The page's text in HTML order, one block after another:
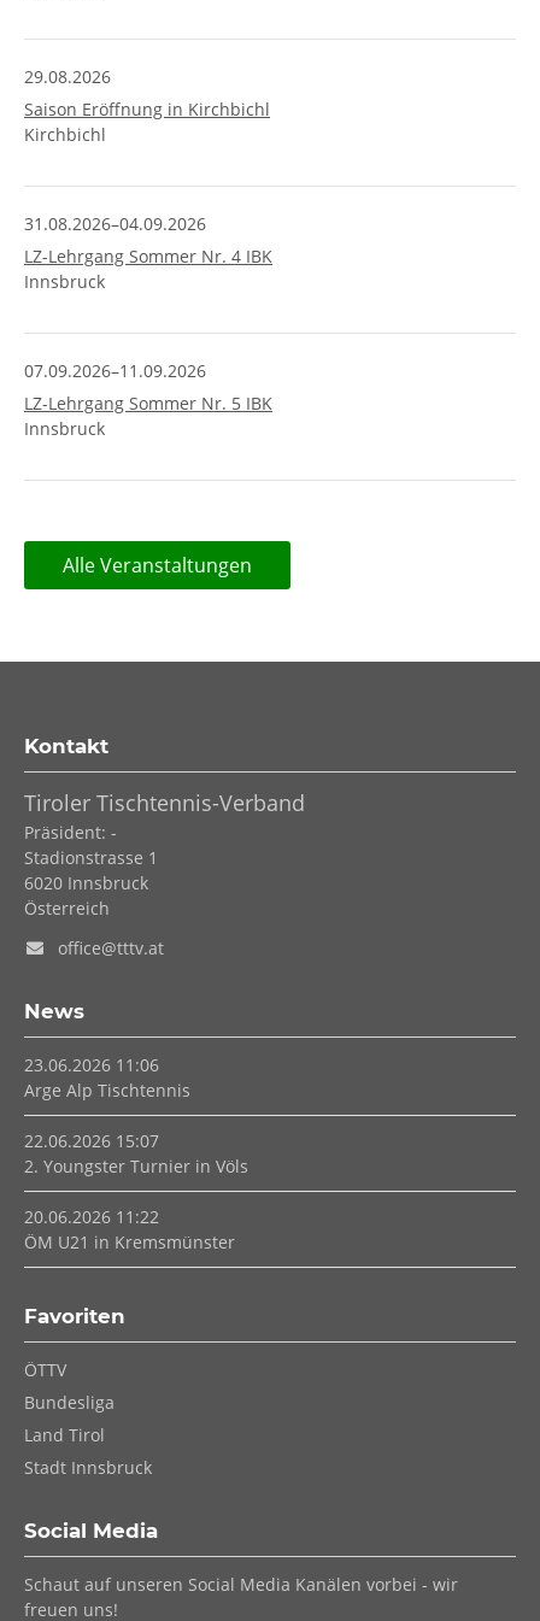
29.08.2026
Saison Eröffnung in Kirchbichl
Kirchbichl
31.08.2026–04.09.2026
LZ-Lehrgang Sommer Nr. 4 IBK
Innsbruck
07.09.2026–11.09.2026
LZ-Lehrgang Sommer Nr. 5 IBK
Innsbruck
Alle Veranstaltungen
Kontakt
Tiroler Tischtennis-Verband
Präsident: -
Stadionstrasse 1
6020 Innsbruck
Österreich
office@tttv.at
News
23.06.2026 11:06
Arge Alp Tischtennis
22.06.2026 15:07
2. Youngster Turnier in Völs
20.06.2026 11:22
ÖM U21 in Kremsmünster
Favoriten
Navigation
überspringen
ÖTTV
Bundesliga
Land Tirol
Stadt Innsbruck
Social Media
Schaut auf unseren Social Media Kanälen vorbei - wir
freuen uns!